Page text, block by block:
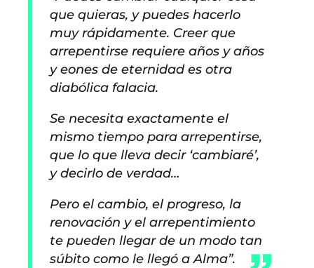
que quieras, y puedes hacerlo
muy rápidamente. Creer que
arrepentirse requiere años y años
y eones de eternidad es otra
diabólica falacia.
Se necesita exactamente el
mismo tiempo para arrepentirse,
que lo que lleva decir ‘cambiaré’,
y decirlo de verdad…
Pero el cambio, el progreso, la
renovación y el arrepentimiento
te pueden llegar de un modo tan
súbito como le llegó a Alma”.